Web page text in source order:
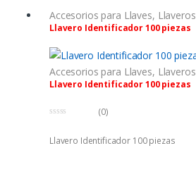
Accesorios para Llaves, Llaveros
Llavero Identificador 100 piezas
Accesorios para Llaves, Llaveros
Llavero Identificador 100 piezas
u
(0)
Llavero Identificador 100 piezas